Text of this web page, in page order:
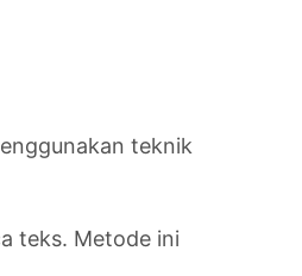
teknik
teks. Metode ini